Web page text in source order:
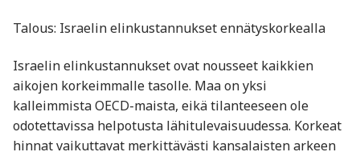
Talous: Israelin elinkustannukset ennätyskorkealla
Israelin elinkustannukset ovat nousseet kaikkien
aikojen korkeimmalle tasolle. Maa on yksi
kalleimmista OECD-maista, eikä tilanteeseen ole
odotettavissa helpotusta lähitulevaisuudessa. Korkeat
hinnat vaikuttavat merkittävästi kansalaisten arkeen